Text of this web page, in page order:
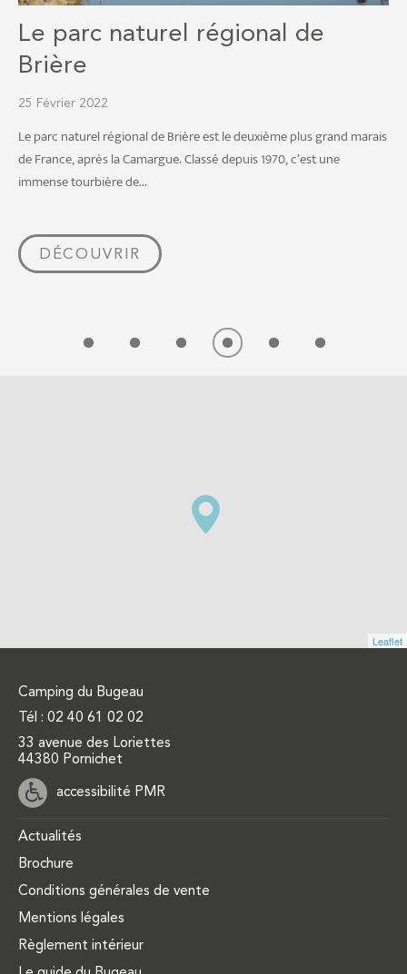
Le parc naturel régional de
Brière
25 Février 2022
Le parc naturel régional de Brière est le deuxième plus grand marais
de France, après la Camargue. Classé depuis 1970, c’est une
immense tourbière de...
DÉCOUVRIR
Leaflet
Camping du Bugeau
Tél : 02 40 61 02 02
33 avenue des Loriettes
44380 Pornichet
accessibilité PMR
Actualités
Brochure
Conditions générales de vente
Mentions légales
Règlement intérieur